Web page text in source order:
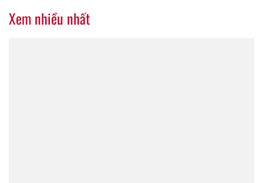
Xem nhiều nhất